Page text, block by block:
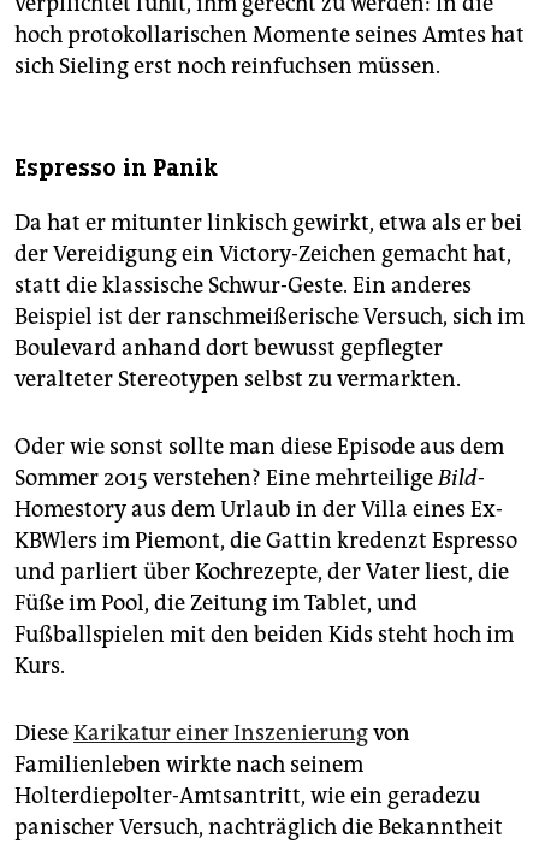
hoch protokollarischen Momente seines Amtes hat
sich Sieling erst noch reinfuchsen müssen.
Espresso in Panik
Da hat er mitunter linkisch gewirkt, etwa als er bei
der Vereidigung ein Victory-Zeichen gemacht hat,
statt die klassische Schwur-Geste. Ein anderes
Beispiel ist der ranschmeißerische Versuch, sich im
Boulevard anhand dort bewusst gepflegter
veralteter Stereotypen selbst zu vermarkten.
Oder wie sonst sollte man diese Episode aus dem
Sommer 2015 verstehen? Eine mehrteiligeBild-
Homestory aus dem Urlaub in der Villa eines Ex-
KBWlers im Piemont, die Gattin kredenzt Espresso
und parliert über Kochrezepte, der Vater liest, die
Füße im Pool, die Zeitung im Tablet, und
Fußballspielen mit den beiden Kids steht hoch im
Kurs.
DieseKarikatur einer Inszenierungvon
Familienleben wirkte nach seinem
Holterdiepolter-Amtsantritt, wie ein geradezu
panischer Versuch, nachträglich die Bekanntheit